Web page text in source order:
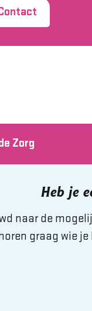
Zorg
Heb je
naar de
graag wie